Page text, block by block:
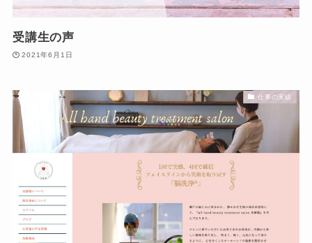
受講生の声
2021年6月1日
仕事の実績